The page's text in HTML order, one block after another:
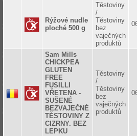
Rýžové nudle
ploché 500 g
Těstoviny
/
Těstoviny
bez
vaječných
produktů
Sam Mills
CHICKPEA
GLUTEN
FREE
FUSILLI
VŘETENA -
SUŠENÉ
BEZVAJEČNÉ
TĚSTOVINY Z
CIZRNY. BEZ
LEPKU
Těstoviny
/
Těstoviny
bez
vaječných
produktů